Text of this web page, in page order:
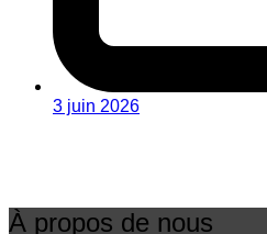
3 juin 2026
À propos de nous